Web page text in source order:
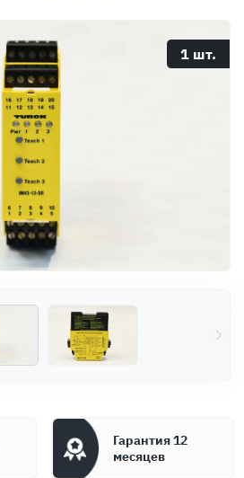
1 шт.
Гарантия 12
месяцев